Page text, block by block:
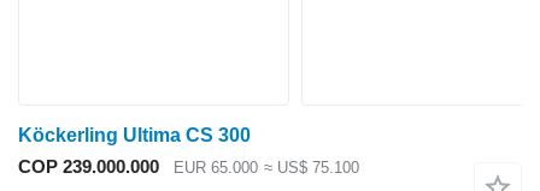
Köckerling Ultima CS 300
COP 239.000.000
EUR 65.000 ≈ US$ 75.100